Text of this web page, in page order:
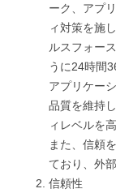
ーク、アプ
ィ対策を施
ルスフォー
うに24時間
アプリケー
品質を維持
ィレベルを
また、信頼
ており、外
信頼性